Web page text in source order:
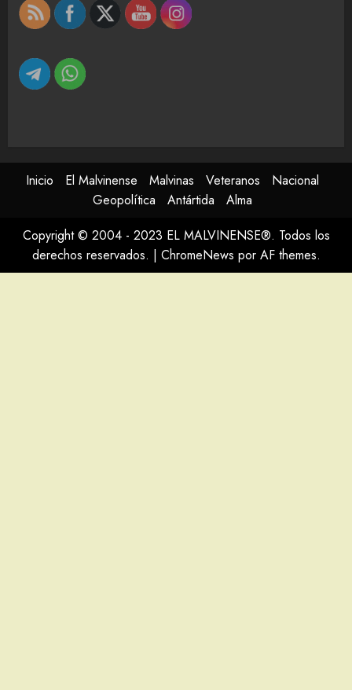
Inicio El Malvinense Malvinas Veteranos
Nacional
Geopolítica
Antártida
Alma
Copyright © 2004 - 2023 EL MALVINENSE®. Todos los
derechos reservados. | ChromeNews por AF themes.